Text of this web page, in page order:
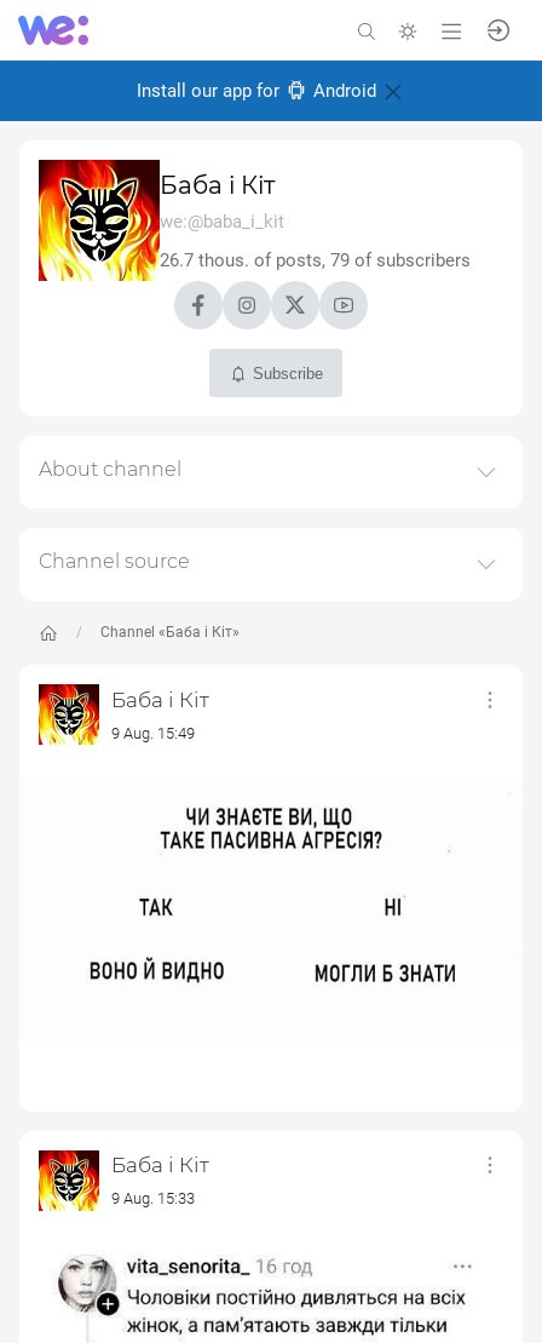
Install our app for Android
Баба і Кіт
we:@baba_i_kit
26.7 thous. of posts, 79 of subscribers
Subscribe
Channel «Баба і Кіт»
Баба і Кіт
9 Aug. 15:49
Баба і Кіт
9 Aug. 15:33
About channel
Created: 18 December 2024
Channel source
source:https://t.me/baba_i_kit
popularizing it and increasing the audience of its
Follow the links in the posts to get complete information
about the Author or the subject of the post.